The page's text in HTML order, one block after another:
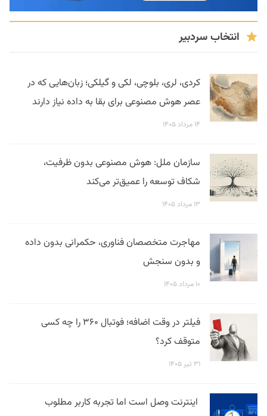
انتخاب سردبیر
کردی، لری، بلوچی، لکی و گیلکی؛ زبان‌هایی که در
عصر هوش مصنوعی برای بقا به داده نیاز دارند
۱۴ مرداد ۱۴۰۵
سازمان ملل: هوش مصنوعی بدون ظرفیت،
شکاف توسعه را عمیق‌تر می‌کند
۱۳ مرداد ۱۴۰۵
مهاجرت متخصصان فناوری، حکمرانی بدون داده
و بدون سنجش
۱۰ مرداد ۱۴۰۵
فیلتر در وقت اضافه؛ فوتبال ۳۶۰ را چه کسی
متوقف کرد؟
۳۱ تیر ۱۴۰۵
اینترنت وصل است اما تجربه کاربر مطلوب